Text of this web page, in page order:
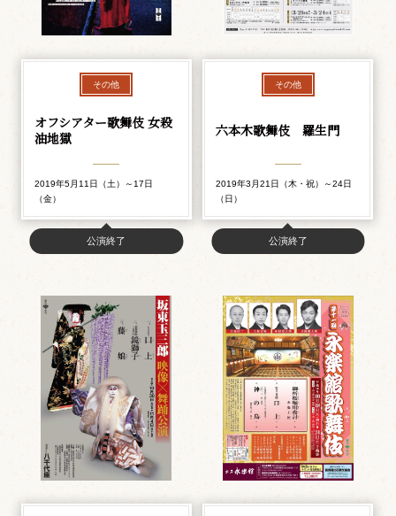
その他
オフシアター歌舞伎 女殺
油地獄
2019年5月11日（土）～17日
（金）
公演終了
その他
六本木歌舞伎 羅生門
2019年3月21日（木・祝）～24日
（日）
公演終了